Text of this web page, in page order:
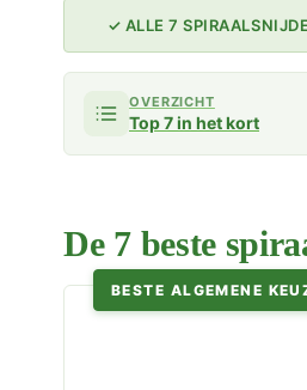
✓ ALLE 7
OVERZICHT
Top 7 in het kort
De 7 beste
BESTE ALGEMENE